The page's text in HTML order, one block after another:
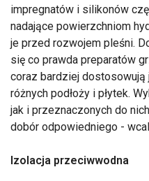
impregnatów i silikonów
nadające powierzchniom
je przed rozwojem pleśni.
się co prawda preparatów
coraz bardziej
różnych podłoży i płytek.
jak i przeznaczonych do
dobór odpowiedniego -
Izolacja przeciwwodna